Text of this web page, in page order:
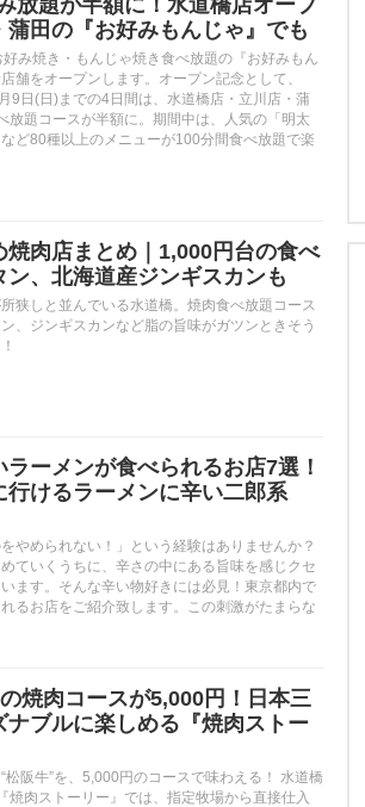
蒲田の『お好みもんじゃ』でも
み焼き・もんじゃ焼き食べ放題の『お好みもん
舗をオープンします。オープン記念として、
9日(日)までの4日間は、水道橋店・立川店・蒲
放題コースが半額に。期間中は、人気の「明太
ど80種以上のメニューが100分間食べ放題で楽
焼肉店まとめ｜1,000円台の食べ
ン、北海道産ジンギスカンも
狭しと並んでいる水道橋。焼肉食べ放題コース
、ジンギスカンなど脂の旨味がガツンときそう
ーメンが食べられるお店7選！
行けるラーメンに辛い二郎系
をやめられない！」という経験はありませんか？
ていくうちに、辛さの中にある旨味を感じクセ
ます。そんな辛い物好きには必見！東京都内で
るお店をご紹介致します。この刺激がたまらな
焼肉コースが5,000円！日本三
ナブルに楽しめる『焼肉ストー
松阪牛”を、5,000円のコースで味わえる！ 水道橋
焼肉ストーリー』では、指定牧場から直接仕入